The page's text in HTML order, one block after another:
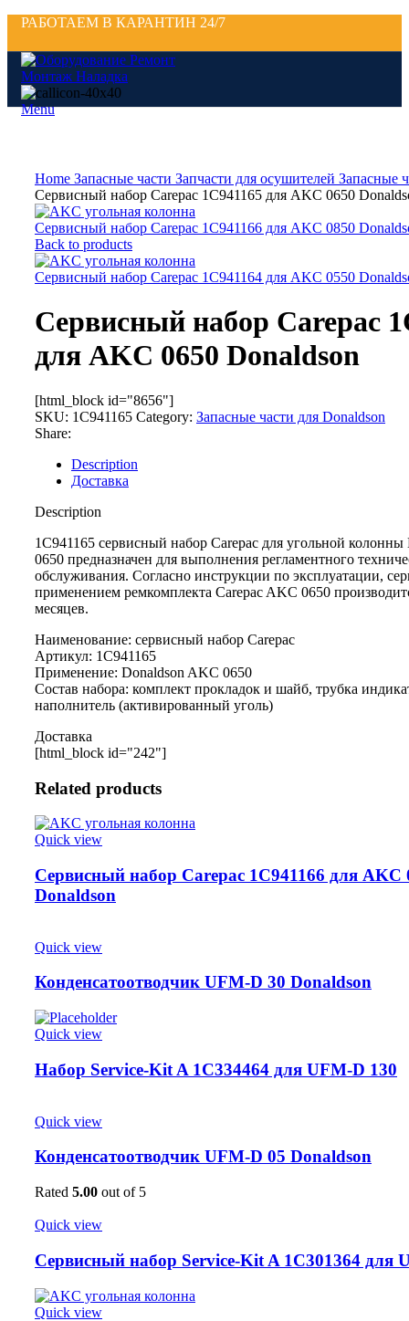
РАБОТАЕМ В КАРАНТИН 24/7
Menu
Home Запасные части Запчасти для осушителей Запасные
Сервисный набор Carepac 1C941165 для AKC 0650
Сервисный набор Carepac 1C941166 для AKC 0850
Back to products
Сервисный набор Carepac 1C941164 для AKC 0550
Сервисный набор Carepac
для AKC 0650 Donaldson
[html_block id="8656"]
SKU: 1C941165 Category: Запасные части для Donaldson
Share:
Description
Доставка
Description
1C941165 сервисный набор Carepac для угольной
0650 предназначен для выполнения регламентного
обслуживания. Согласно инструкции по эксплуатации,
применением ремкомплекта Carepac AKC 0650
месяцев.
Наименование: сервисный набор Carepac
Артикул: 1C941165
Применение: Donaldson AKC 0650
Состав набора: комплект прокладок и шайб, трубка
наполнитель (активированный уголь)
Доставка
[html_block id="242"]
Related products
Quick view
Сервисный набор Carepac 1C941166 для AKC
Donaldson
Quick view
Конденсатоотводчик UFM-D 30 Donaldson
Quick view
Набор Service-Kit A 1C334464 для UFM-D 130
Quick view
Конденсатоотводчик UFM-D 05 Donaldson
Rated 5.00 out of 5
Quick view
Сервисный набор Service-Kit A 1C301364 для
Quick view